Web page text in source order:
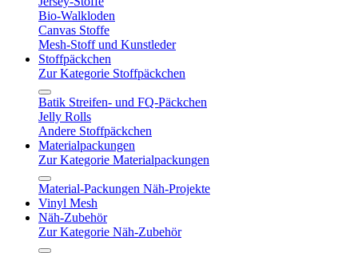
Bio-Walkloden
Canvas Stoffe
Mesh-Stoff und Kunstleder
Stoffpäckchen
Zur Kategorie Stoffpäckchen
Batik Streifen- und FQ-Päckchen
Jelly Rolls
Andere Stoffpäckchen
Materialpackungen
Zur Kategorie Materialpackungen
Material-Packungen Näh-Projekte
Vinyl Mesh
Näh-Zubehör
Zur Kategorie Näh-Zubehör